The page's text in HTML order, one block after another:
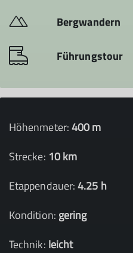
Bergwandern
Führungstour
Höhenmeter:400 m
Strecke: 10 km
Etappendauer:4.25 h
Kondition: gering
Technik: leicht